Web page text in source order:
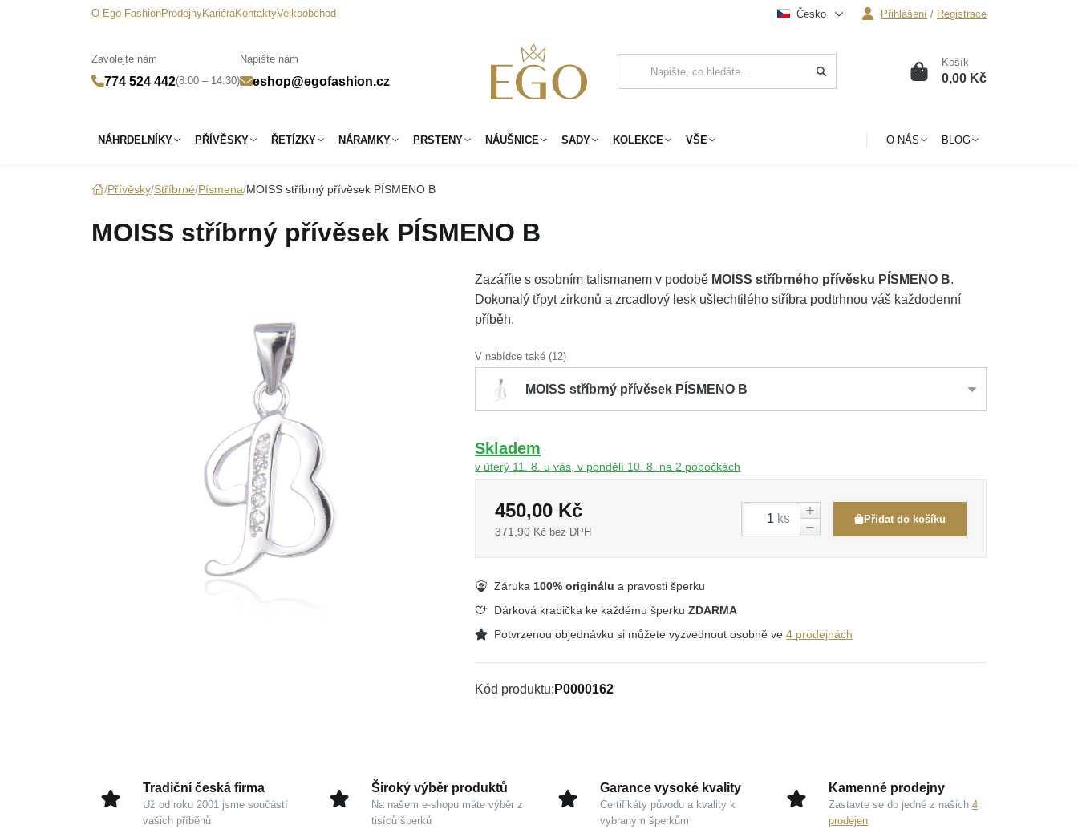
O Ego FashionProdejnyKariéraKontaktyVelkoobchod
Zavolejte nám
774 524 442(8:00 – 14:30)
Napište nám
eshop@egofashion.cz
Česko Přihlášení / Registrace
0 Košík
0,00 Kč
NÁHRDELNÍKY PŘÍVĚSKY ŘETÍZKY NÁRAMKY PRSTENY NÁUŠNICE SADY KOLEKCE VŠE O NÁS BLOG
Přívěsky Stříbrné Písmena MOISS stříbrný přívěsek PÍSMENO B
MOISS stříbrný přívěsek PÍSMENO B
Zazáříte s osobním talismanem v podobě MOISS stříbrného přívěsku PÍSMENO B.
Dokonalý třpyt zirkonů a zrcadlový lesk ušlechtilého stříbra podtrhnou váš každodenní
příběh.
V nabídce také (12)
MOISS stříbrný přívěsek PÍSMENO B
Skladem
v úterý 11. 8. u vás, v pondělí 10. 8. na 2 pobočkách
450,00 Kč
371,90 Kč bez DPH
ks Přidat do košíku
Záruka 100% originálu a pravosti šperku
Dárková krabička ke každému šperkuZDARMA
Potvrzenou objednávku si můžete vyzvednout osobně ve4 prodejnách
Kód produktu P0000162
Tradiční česká firma
Už od roku 2001 jsme součástí
vašich příběhů
Široký výběr produktů
Na našem e-shopu máte výběr z
tisíců šperků
Garance vysoké kvality
Certifikáty původu a kvality k
vybraným šperkům
Kamenné prodejny
Zastavte se do jedné z našich 4
prodejen